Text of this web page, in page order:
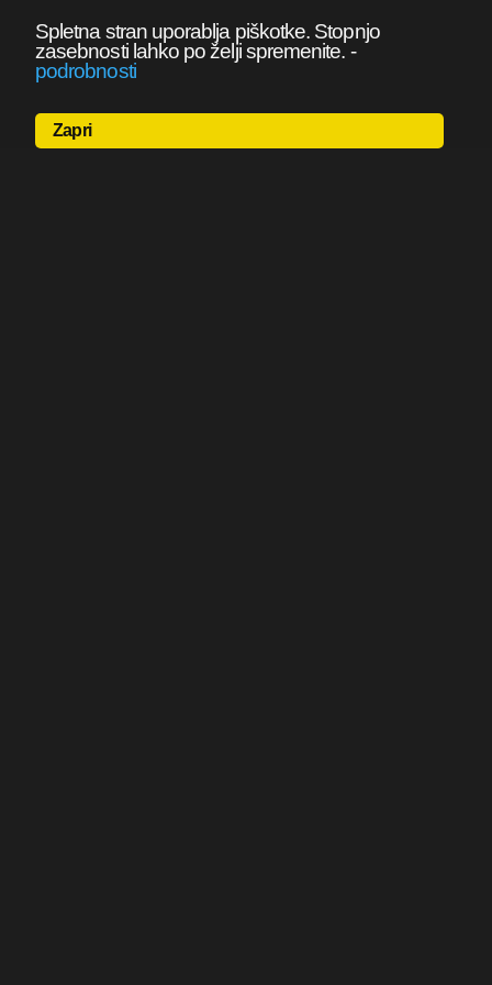
Spletna stran uporablja piškotke. Stopnjo
zasebnosti lahko po želji spremenite. -
podrobnosti
Zapri